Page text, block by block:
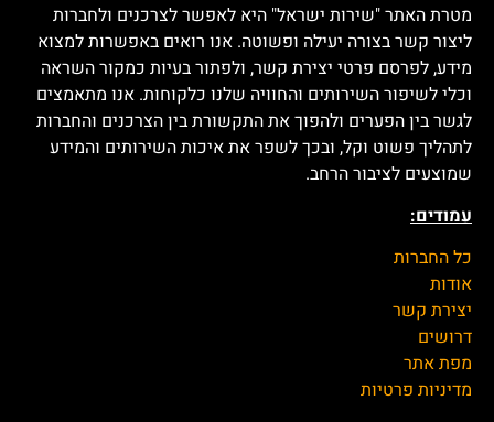
מטרת האתר "שירות ישראל" היא לאפשר לצרכנים ולחברות
ליצור קשר בצורה יעילה ופשוטה. אנו רואים באפשרות למצוא
מידע, לפרסם פרטי יצירת קשר, ולפתור בעיות כמקור השראה
וכלי לשיפור השירותים והחוויה שלנו כלקוחות. אנו מתאמצים
לגשר בין הפערים ולהפוך את התקשורת בין הצרכנים והחברות
לתהליך פשוט וקל, ובכך לשפר את איכות השירותים והמידע
שמוצעים לציבור הרחב.
עמודים:
כל החברות
אודות
יצירת קשר
דרושים
מפת אתר
מדיניות פרטיות